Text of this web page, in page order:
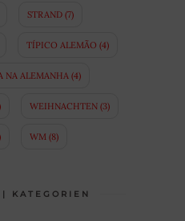
STRAND(7)
TÍPICO ALEMÃO (4)
NA ALEMANHA (4)
WEIHNACHTEN(3)
WM (8)
KATEGORIEN